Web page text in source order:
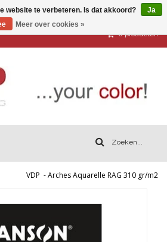
0 producten
VDP -Arches Aquarelle RAG 310 gr/m2
website te verbeteren. Is dat akkoord?
Ja
Meer over cookies »